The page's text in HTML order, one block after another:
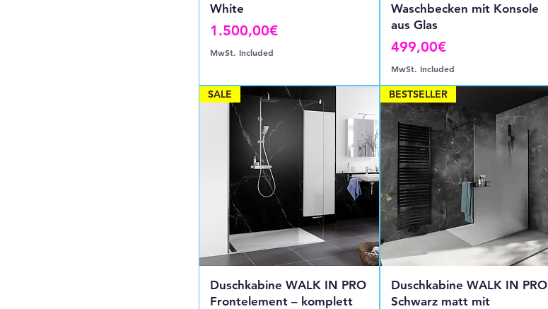
White
Price
1.500,00€
MwSt. Included
Waschbecken mit Konsole
aus Glas
Price
499,00€
MwSt. Included
SALE
Duschkabine WALK IN PRO
Frontelement – komplett
BESTSELLER
Duschkabine WALK IN PRO
Schwarz matt mit